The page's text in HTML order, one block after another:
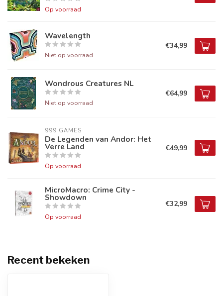
Op voorraad
Wavelength
Niet op voorraad
€34,99
Wondrous Creatures NL
Niet op voorraad
€64,99
999 GAMES
De Legenden van Andor: Het
Verre Land
Op voorraad
€49,99
MicroMacro: Crime City -
Showdown
Op voorraad
€32,99
Recent bekeken